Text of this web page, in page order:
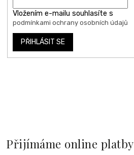
Vložením e-mailu souhlasíte s
podmínkami ochrany osobních údajů
PŘIHLÁSIT SE
Přijímáme online platby